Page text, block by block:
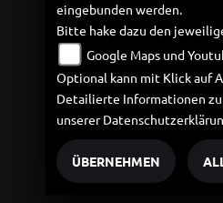
eingebunden werden.
Bitte hake dazu den
Google Maps und
Optional kann mit Klick auf
Detailierte Informationen
unserer
ÜBERNEHMEN